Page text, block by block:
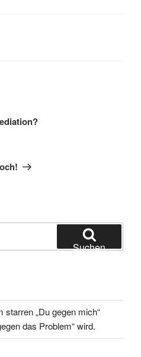
Suchen
starren „Du gegen mich“
das Problem“ wird.